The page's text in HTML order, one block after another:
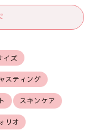
イズ
スティング
スキンケア
リオ